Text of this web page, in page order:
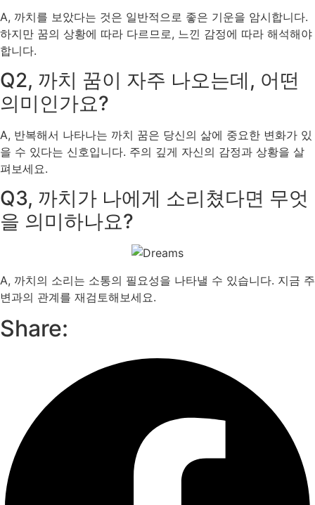
A, 까치를 보았다는 것은 일반적으로 좋은 기운을 암시합니다.
하지만 꿈의 상황에 따라 다르므로, 느낀 감정에 따라 해석해야
합니다.
Q2, 까치 꿈이 자주 나오는데, 어떤
의미인가요?
A, 반복해서 나타나는 까치 꿈은 당신의 삶에 중요한 변화가 있
을 수 있다는 신호입니다. 주의 깊게 자신의 감정과 상황을 살
펴보세요.
Q3, 까치가 나에게 소리쳤다면 무엇
을 의미하나요?
A, 까치의 소리는 소통의 필요성을 나타낼 수 있습니다. 지금 주
변과의 관계를 재검토해보세요.
Share: